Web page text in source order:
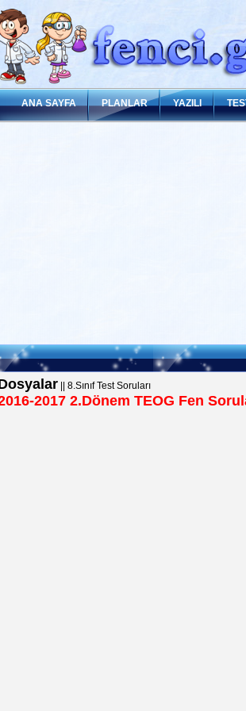
ANA SAYFA PLANLAR YAZILI
|| 8.Sınıf Test Soruları
2017 2.Dönem TEOG Fen